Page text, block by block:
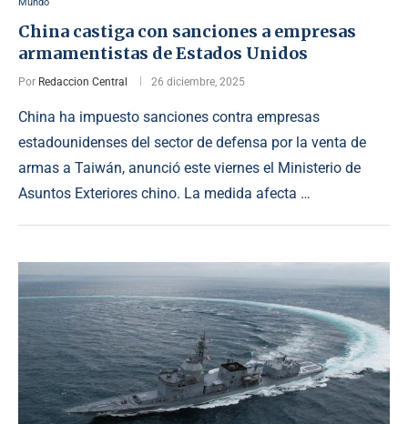
Mundo
China castiga con sanciones a empresas
armamentistas de Estados Unidos
Por Redaccion Central 26 diciembre, 2025
China ha impuesto sanciones contra empresas
estadounidenses del sector de defensa por la venta de
armas a Taiwán, anunció este viernes el Ministerio de
Asuntos Exteriores chino. La medida afecta …